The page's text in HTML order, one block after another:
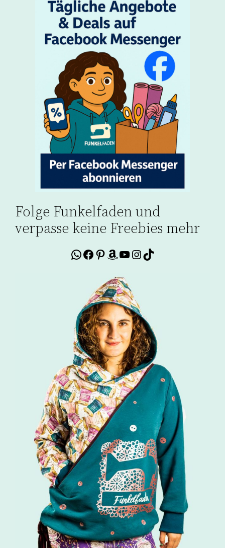
Folge Funkelfaden und
verpasse keine Freebies mehr
WhatsApp
Facebook
Pinterest
Amazon
YouTube
Instagram
TikTok